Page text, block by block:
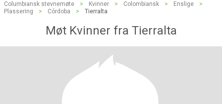
Columbiansk stevnemøte > Kvinner > Colombiansk > Enslige
>
Plassering
> Córdoba > Tierralta
Møt Kvinner fra Tierralta